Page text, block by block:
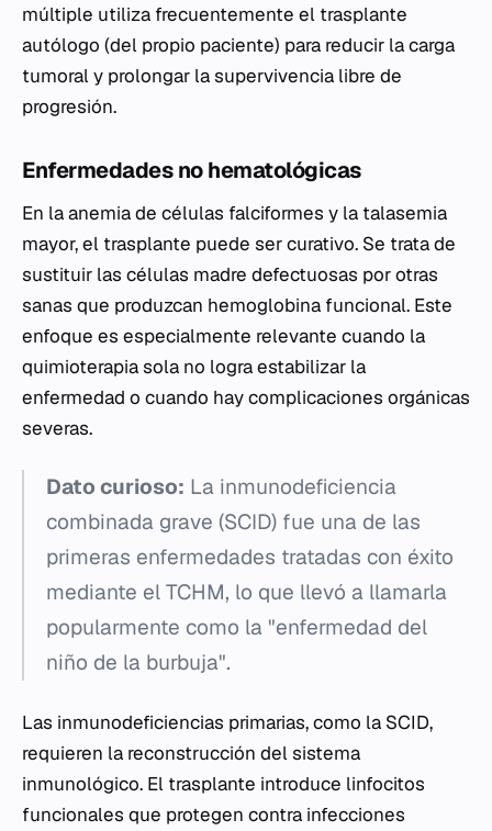
múltiple utiliza frecuentemente el trasplante
autólogo (del propio paciente) para reducir la carga
tumoral y prolongar la supervivencia libre de
progresión.
Enfermedades no hematológicas
En la anemia de células falciformes y la talasemia
mayor, el trasplante puede ser curativo. Se trata de
sustituir las células madre defectuosas por otras
sanas que produzcan hemoglobina funcional. Este
enfoque es especialmente relevante cuando la
quimioterapia sola no logra estabilizar la
enfermedad o cuando hay complicaciones orgánicas
severas.
Dato curioso: La inmunodeficiencia
combinada grave (SCID) fue una de las
primeras enfermedades tratadas con éxito
mediante el TCHM, lo que llevó a llamarla
popularmente como la "enfermedad del
niño de la burbuja".
Las inmunodeficiencias primarias, como la SCID,
requieren la reconstrucción del sistema
inmunológico. El trasplante introduce linfocitos
funcionales que protegen contra infecciones